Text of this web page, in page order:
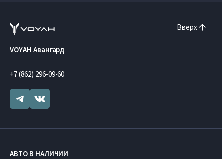
Вверх
VOYAH Авангард
+7 (862) 296-09-60
АВТО В НАЛИЧИИ